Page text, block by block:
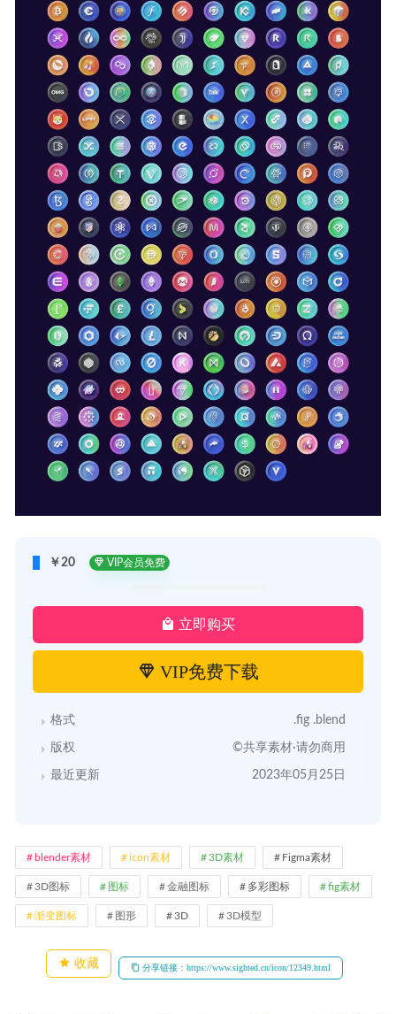
￥20 VIP会员免费
立即购买
VIP免费下载
格式 .fig .blend
版权 ©共享素材·请勿商用
最近更新 2023年05月25日
blender素材 icon素材 3D素材 Figma素材
3D图标 图标 金融图标 多彩图标 fig素材
渐变图标 图形 3D 3D模型
收藏 分享链接：https://www.sighted.cn/icon/12349.html